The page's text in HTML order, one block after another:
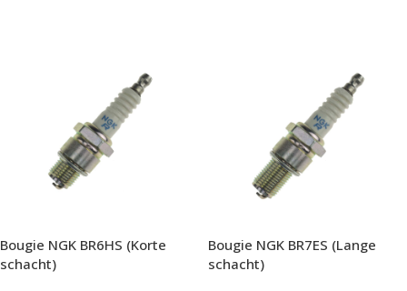
Bougie NGK BR6HS (Korte
schacht)
Bougie NGK BR7ES (Lange
schacht)